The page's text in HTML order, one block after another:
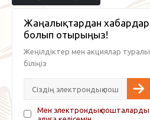
Жаңалықтардан хабардар
болып отырыңыз!
Жеңілдіктер мен акциялар туралы
біліңіз
Мен электрондық пошталарды